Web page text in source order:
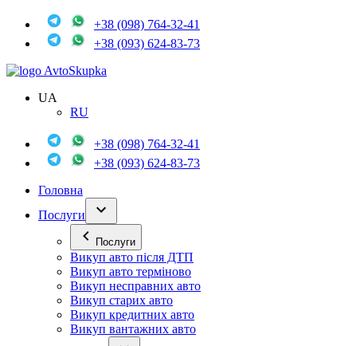
+38 (098) 764-32-41
+38 (093) 624-83-73
AvtoSkupka
UA
RU
+38 (098) 764-32-41
+38 (093) 624-83-73
Головна
Послуги
Послуги
Викуп авто після ДТП
Викуп авто терміново
Викуп несправних авто
Викуп старих авто
Викуп кредитних авто
Викуп вантажних авто